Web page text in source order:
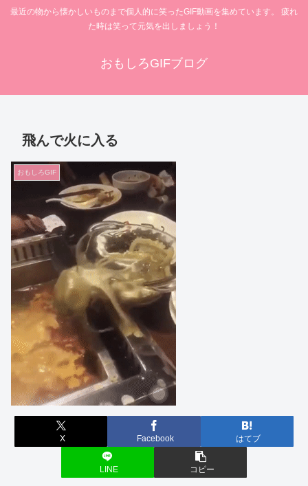
最近の物から懐かしいものまで個人的に笑ったGIF動画を集めています。 疲れ
た時は笑って元気を出しましょう！
おもしろGIFブログ
飛んで火に入る
おもしろGIF
X Facebook はてブ
LINE コピー